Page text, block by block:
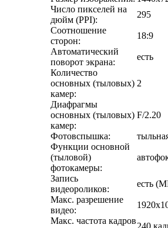
Число пикселей на
дюйм (PPI):
295
Соотношение
сторон:
18:9
Автоматический
поворот экрана:
есть
Количество
основных (тыловых)
камер:
2
Диафрагмы
основных (тыловых)
камер:
F/2.20
Фотовспышка:
Функции основной
(тыловой)
фотокамеры:
Запись
видеороликов:
есть
Макс. разрешение
видео:
Макс. частота кадров
240